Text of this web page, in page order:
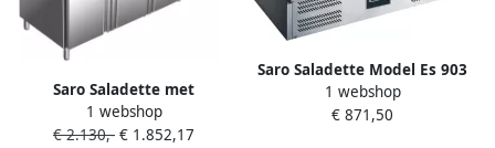
Saro Saladette met
glasopstand 3 deuren 3x 1
1GN 323-10715
1 webshop
€ 2.130,- € 1.852,17
Saro Saladette Model Es 903
465-1005 9x 1 3GN
1 webshop
€ 871,50